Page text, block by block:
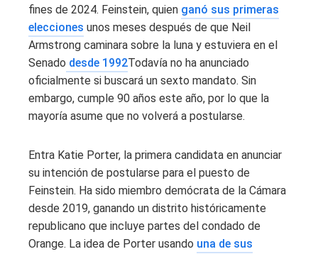
fines de 2024. Feinstein, quien ganó sus primeras
elecciones unos meses después de que Neil
Armstrong caminara sobre la luna y estuviera en el
Senado desde 1992Todavía no ha anunciado
oficialmente si buscará un sexto mandato. Sin
embargo, cumple 90 años este año, por lo que la
mayoría asume que no volverá a postularse.
Entra Katie Porter, la primera candidata en anunciar
su intención de postularse para el puesto de
Feinstein. Ha sido miembro demócrata de la Cámara
desde 2019, ganando un distrito históricamente
republicano que incluye partes del condado de
Orange. La idea de Porter usando una de sus